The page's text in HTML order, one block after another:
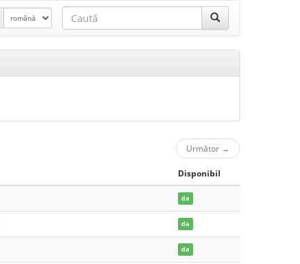
Următor →
Disponibil
da
da
da